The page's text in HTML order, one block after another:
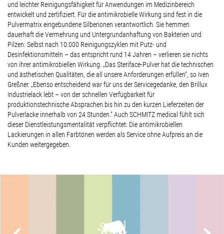
und leichter Reinigungsfähigkeit für Anwendungen im Medizinbereich
entwickelt und zertifiziert. Für die antimikrobielle Wirkung sind fest in die
Pulvermatrix eingebundene Silberionen verantwortlich. Sie hemmen
dauerhaft die Vermehrung und Untergrundanhaftung von Bakterien und
Pilzen: Selbst nach 10.000 Reinigungszyklen mit Putz- und
Desinfektionsmitteln – das entspricht rund 14 Jahren – verlieren sie nichts
von ihrer antimikrobiellen Wirkung. „Das Steriface-Pulver hat die technischen
und ästhetischen Qualitäten, die all unsere Anforderungen erfüllen“, so Iven
Greßner. „Ebenso entscheidend war für uns der Servicegedanke, den Brillux
Industrielack lebt – von der schnellen Verfügbarkeit für
produktionstechnische Absprachen bis hin zu den kurzen Lieferzeiten der
Pulverlacke innerhalb von 24 Stunden.“ Auch SCHMITZ medical fühlt sich
dieser Dienstleistungsmentalität verpflichtet: Die antimikrobiellen
Lackierungen in allen Farbtönen werden als Service ohne Aufpreis an die
Kunden weitergegeben.